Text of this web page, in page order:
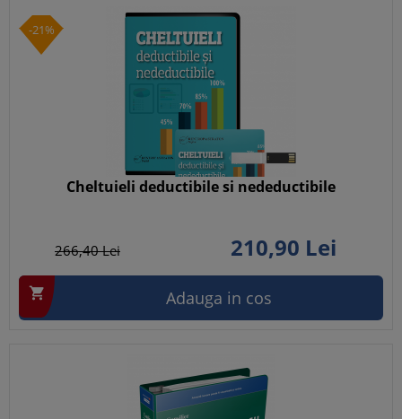
-21%
Cheltuieli deductibile si nedeductibile
266,40Lei 210,90 Lei
 Adauga in cos